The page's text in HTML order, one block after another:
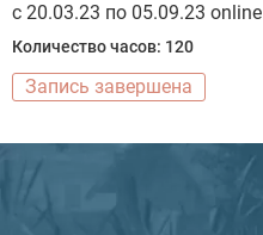
с 20.03.23 по 05.09.23 online
Количество часов: 120
Запись завершена